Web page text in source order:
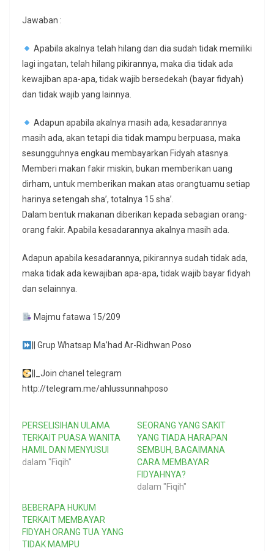
Jawaban :
Apabila akalnya telah hilang dan dia sudah tidak memiliki
lagi ingatan, telah hilang pikirannya, maka dia tidak ada
kewajiban apa-apa, tidak wajib bersedekah (bayar fidyah)
dan tidak wajib yang lainnya.
Adapun apabila akalnya masih ada, kesadarannya
masih ada, akan tetapi dia tidak mampu berpuasa, maka
sesungguhnya engkau membayarkan Fidyah atasnya.
Memberi makan fakir miskin, bukan memberikan uang
dirham, untuk memberikan makan atas orangtuamu setiap
harinya setengah sha’, totalnya 15 sha’.
Dalam bentuk makanan diberikan kepada sebagian orang-
orang fakir. Apabila kesadarannya akalnya masih ada.
Adapun apabila kesadarannya, pikirannya sudah tidak ada,
maka tidak ada kewajiban apa-apa, tidak wajib bayar fidyah
dan selainnya.
Majmu fatawa 15/209
|| Grup Whatsap Ma’had Ar-Ridhwan Poso
||_Join chanel telegram
http://telegram.me/ahlussunnahposo
PERSELISIHAN ULAMA
TERKAIT PUASA WANITA
HAMIL DAN MENYUSUI
dalam "Fiqih"
SEORANG YANG SAKIT
YANG TIADA HARAPAN
SEMBUH, BAGAIMANA
CARA MEMBAYAR
FIDYAHNYA?
dalam "Fiqih"
BEBERAPA HUKUM
TERKAIT MEMBAYAR
FIDYAH ORANG TUA YANG
TIDAK MAMPU